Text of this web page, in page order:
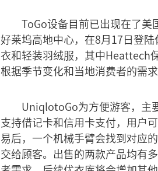
ToGo设备目前已出现在了
好莱坞高地中心，在8月17日登
衣和轻装羽绒服，其中Heattech
根据季节变化和当地消费者的需
UniqlotoGo为方便游客，主
支持借记卡和信用卡支付，用户
易后，一个机械手臂会找到对应
交给顾客。出售的两款产品均有